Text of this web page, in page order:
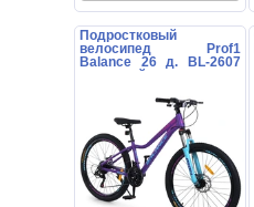
Подростковый
велосипед Prof1
Balance 26 д. BL-2607
сливовый